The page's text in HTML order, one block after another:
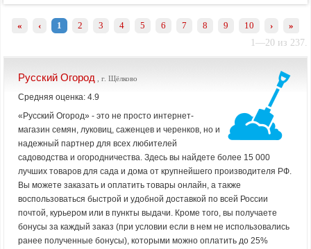
« ‹ 1 2 3 4 5 6 7 8 9 10 ›
»
1—20 из 237.
Русский Огород , г. Щёлково
Средняя оценка: 4.9
«Русский Огород» - это не просто интернет-
магазин семян, луковиц, саженцев и черенков, но и
надежный партнер для всех любителей
садоводства и огородничества. Здесь вы найдете более 15 000
лучших товаров для сада и дома от крупнейшего производителя РФ.
Вы можете заказать и оплатить товары онлайн, а также
воспользоваться быстрой и удобной доставкой по всей России
почтой, курьером или в пункты выдачи. Кроме того, вы получаете
бонусы за каждый заказ (при условии если в нем не использовались
ранее полученные бонусы), которыми можно оплатить до 25%